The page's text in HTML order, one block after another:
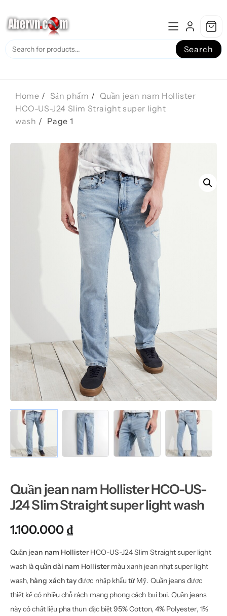
to
content
Search
Home Sản phẩm
Quần jean nam Hollister
HCO-US-J24 Slim Straight super light
wash
Page 1
Quần jean nam Hollister HCO-US-
J24 Slim Straight super light wash
1.100.000 ₫
Quần jean nam Hollister HCO-US-J24 Slim Straight super light
wash làquần dài nam Hollistermàu xanh jean nhạt super light
wash, hàng xách tayđược nhập khẩu từ Mỹ. Quần jeans được
thiết kế có nhiều chỗ rách mang phong cách bụi bụi. Quần jeans
này có chất liệu pha thun đặc biệt 95% Cotton, 4% Polyester, 1%